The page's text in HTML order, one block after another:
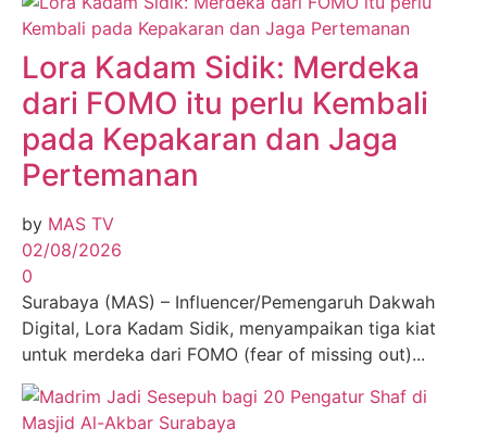
Lora Kadam Sidik: Merdeka
dari FOMO itu perlu Kembali
pada Kepakaran dan Jaga
Pertemanan
by MAS TV
02/08/2026
0
Surabaya (MAS) – Influencer/Pemengaruh Dakwah
Digital, Lora Kadam Sidik, menyampaikan tiga kiat
untuk merdeka dari FOMO (fear of missing out)...